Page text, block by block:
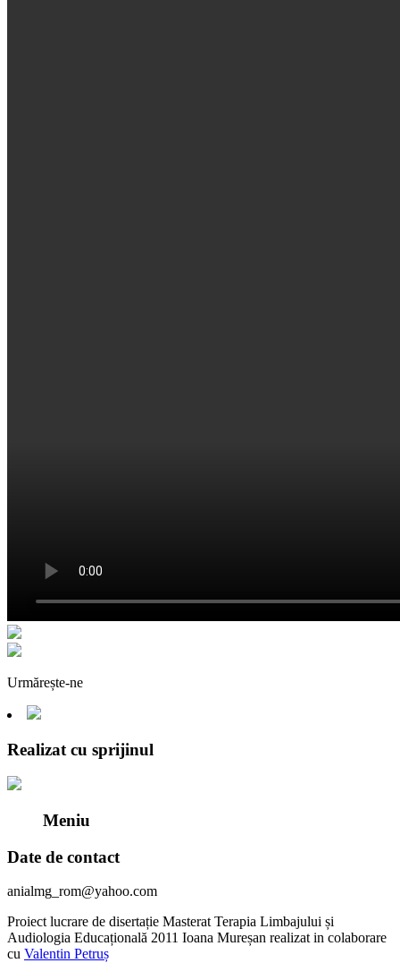
Urmărește-ne
Realizat cu sprijinul
Meniu
Date de contact
anialmg_rom@yahoo.com
Proiect lucrare de disertație Masterat Terapia Limbajului și
Audiologia Educațională 2011 Ioana Mureșan realizat in colaborare
cu Valentin Petruș